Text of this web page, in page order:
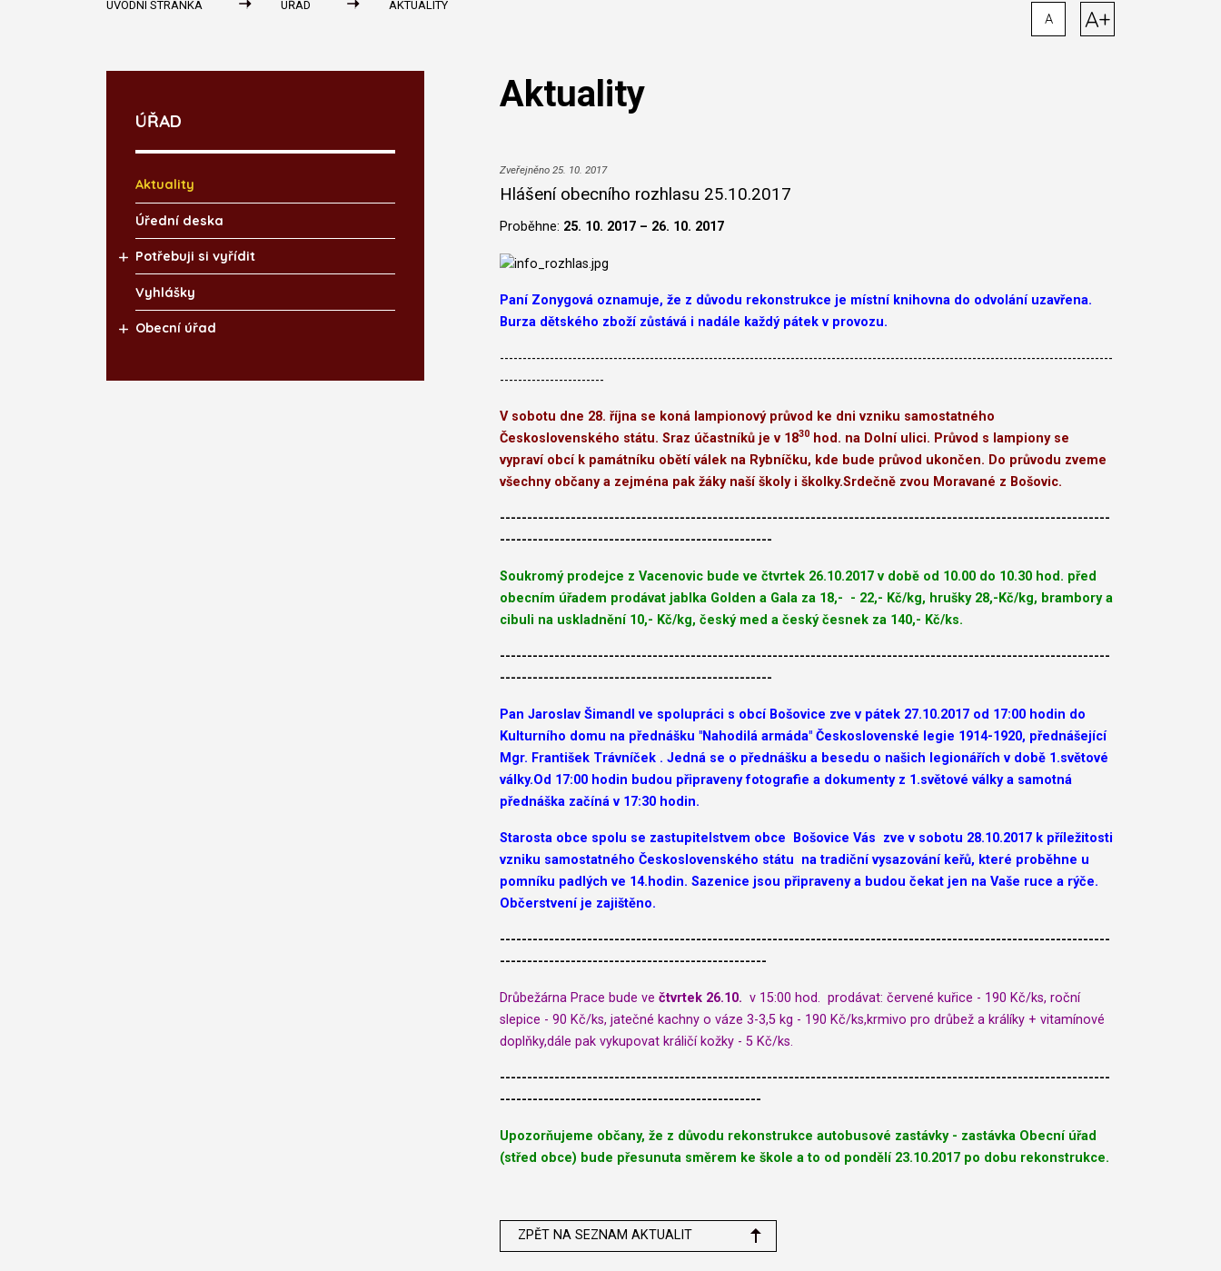
ÚVODNÍ STRÁNKA ÚŘAD AKTUALITY
A A+
Aktuality
Zveřejněno 25. 10. 2017
Hlášení obecního rozhlasu 25.10.2017
Proběhne: 25. 10. 2017 – 26. 10. 2017
Paní Zonygová oznamuje, že z důvodu rekonstrukce je místní knihovna do odvolání uzavřena.
Burza dětského zboží zůstává i nadále každý pátek v provozu.
---------------------------------------------------------------------------------------------------------------------------------------
-----------------------
V sobotu dne 28. října se koná lampionový průvod ke dni vzniku samostatného
Československého státu.Sraz účastníků je v 1830 hod. na Dolní ulici. Průvod s lampiony se
vypraví obcí k památníku obětí válek na Rybníčku, kde bude průvod ukončen. Do průvodu zveme
všechny občany a zejména pak žáky naší školy i školky.Srdečně zvou Moravané z Bošovic.
----------------------------------------------------------------------------------------------------------------
--------------------------------------------------
Soukromý prodejce z Vacenovic bude ve čtvrtek 26.10.2017 v době od 10.00 do 10.30 hod. před
obecním úřadem prodávat jablka Golden a Gala za 18,- - 22,- Kč/kg, hrušky 28,-Kč/kg, brambory a
cibuli na uskladnění 10,- Kč/kg, český med a český česnek za 140,- Kč/ks.
----------------------------------------------------------------------------------------------------------------
--------------------------------------------------
Pan Jaroslav Šimandl ve spolupráci s obcí Bošovice zve v pátek 27.10.2017 od 17:00 hodin do
Kulturního domu na přednášku "Nahodilá armáda" Československé legie 1914-1920, přednášející
Mgr. František Trávníček . Jedná se o přednášku a besedu o našich legionářích v době 1.světové
války.Od 17:00 hodin budou připraveny fotografie a dokumenty z 1.světové války a samotná
přednáška začíná v 17:30 hodin.
Starosta obce spolu se zastupitelstvem obce Bošovice Vás zve v sobotu 28.10.2017 k příležitosti
vzniku samostatného Československého státu na tradiční vysazování keřů, které proběhne u
pomníku padlých ve 14.hodin. Sazenice jsou připraveny a budou čekat jen na Vaše ruce a rýče.
Občerstvení je zajištěno.
----------------------------------------------------------------------------------------------------------------
-------------------------------------------------
Drůbežárna Prace bude večtvrtek 26.10. v 15:00 hod. prodávat: červené kuřice - 190 Kč/ks, roční
slepice - 90 Kč/ks, jatečné kachny o váze 3-3,5 kg - 190 Kč/ks,krmivo pro drůbež a králíky + vitamínové
doplňky,dále pak vykupovat králičí kožky - 5 Kč/ks.
----------------------------------------------------------------------------------------------------------------
------------------------------------------------
Upozorňujeme občany, že z důvodu rekonstrukce autobusové zastávky - zastávka Obecní úřad
(střed obce) bude přesunuta směrem ke škole a to od pondělí 23.10.2017 po dobu rekonstrukce.
ZPĚT NA SEZNAM AKTUALIT
ÚŘAD
Aktuality
Úřední deska
Potřebuji si vyřídit
Vyhlášky
Obecní úřad